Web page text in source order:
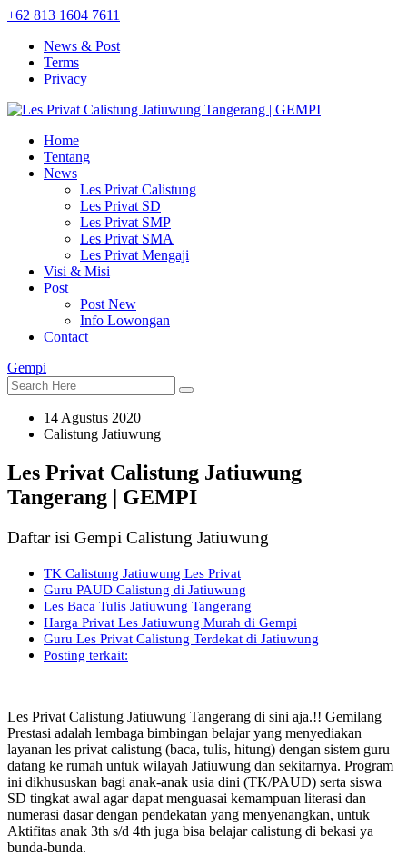
+62 813 1604 7611
News & Post
Terms
Privacy
Home
Tentang
News
Les Privat Calistung
Les Privat SD
Les Privat SMP
Les Privat SMA
Les Privat Mengaji
Visi & Misi
Post
Post New
Info Lowongan
Contact
Gempi
14 Agustus 2020
Calistung Jatiuwung
Les Privat Calistung Jatiuwung
Tangerang | GEMPI
Daftar isi Gempi Calistung Jatiuwung
TK Calistung Jatiuwung Les Privat
Guru PAUD Calistung di Jatiuwung
Les Baca Tulis Jatiuwung Tangerang
Harga Privat Les Jatiuwung Murah di Gempi
Guru Les Privat Calistung Terdekat di Jatiuwung
Posting terkait:
Les Privat Calistung Jatiuwung Tangerang di sini aja.!! Gemilang
Prestasi adalah lembaga bimbingan belajar yang menyediakan
layanan les privat calistung (baca, tulis, hitung) dengan sistem guru
datang ke rumah untuk wilayah Jatiuwung dan sekitarnya. Program
ini dikhususkan bagi anak-anak usia dini (TK/PAUD) serta siswa
SD tingkat awal agar dapat menguasai kemampuan literasi dan
numerasi dasar dengan pendekatan yang menyenangkan, untuk
Aktifitas anak 3th s/d 4th juga bisa belajar calistung di bekasi ya
bunda-bunda.